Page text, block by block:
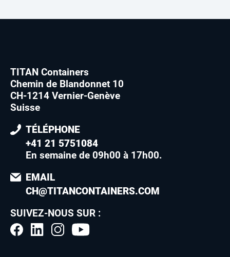
TITAN Containers
Chemin de Blandonnet 10
CH-1214 Vernier-Genève
Suisse
TÉLÉPHONE
+41 21 5751084
En semaine de 09h00 à 17h00.
EMAIL
CH@TITANCONTAINERS.COM
SUIVEZ-NOUS SUR :